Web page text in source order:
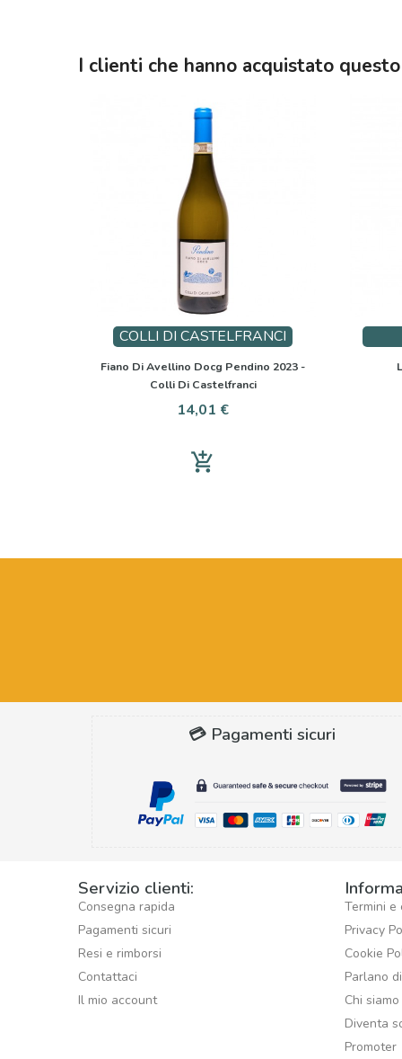
I clienti che hanno acquistato
COLLI DI CASTELFRANCI
Fiano Di Avellino Docg Pendino 2023 -
Colli Di Castelfranci
Prezzo
14,01 €
add_shopping_cart
💳 Pagamenti sicuri
Servizio clienti:
Consegna rapida
Pagamenti sicuri
Resi e rimborsi
Contattaci
Il mio account
Termini e
Privacy
Cookie
Parlano
Chi siamo
Diventa
Promoter